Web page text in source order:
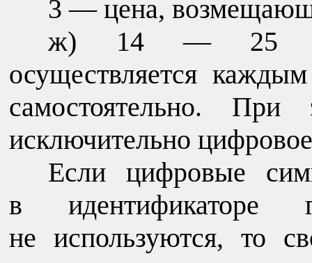
3 — цена,
ж) 14 — 25
осуществляется
самостоятельно.
исключительно
Если цифровые
в идентификаторе
не используются, то